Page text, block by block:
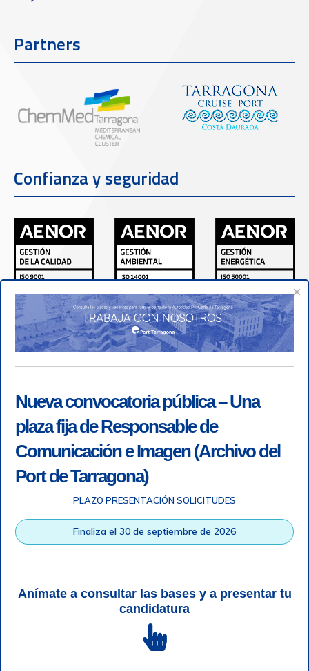
Partners
Confianza y seguridad
grabación telefónica
| SGSI |
Login
Autoridad Portuaria de Tarragona © Todos los derechos
×
Nueva convocatoria pública – Una
plaza fija de Responsable de
Comunicación e Imagen (Archivo del
Port de Tarragona)
PLAZO PRESENTACIÓN SOLICITUDES
Finaliza el 30 de septiembre de 2026
Anímate a consultar las bases y a presentar tu
candidatura